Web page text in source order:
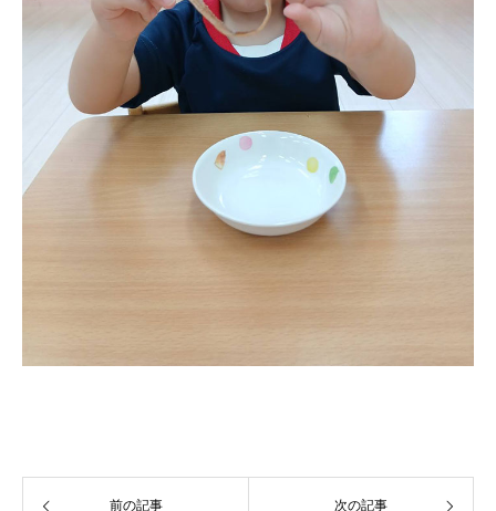
前の記事 次の記事